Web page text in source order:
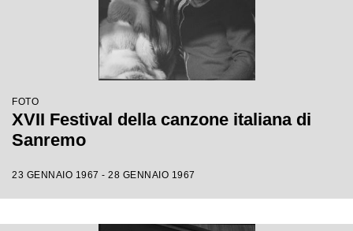
FOTO
XVII Festival della canzone italiana di
Sanremo
23 GENNAIO 1967 - 28 GENNAIO 1967